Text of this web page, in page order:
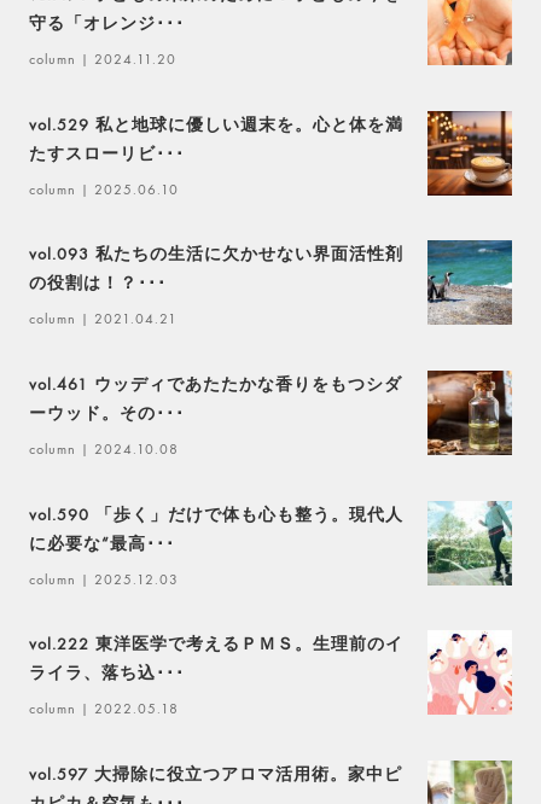
守る「オレンジ･･･
column | 2024.11.20
vol.529 私と地球に優しい週末を。心と体を満
たすスローリビ･･･
column | 2025.06.10
vol.093 私たちの生活に欠かせない界面活性剤
の役割は！？･･･
column | 2021.04.21
vol.461 ウッディであたたかな香りをもつシダ
ーウッド。その･･･
column | 2024.10.08
vol.590 「歩く」だけで体も心も整う。現代人
に必要な“最高･･･
column | 2025.12.03
vol.222 東洋医学で考えるＰＭＳ。生理前のイ
ライラ、落ち込･･･
column | 2022.05.18
vol.597 大掃除に役立つアロマ活用術。家中ピ